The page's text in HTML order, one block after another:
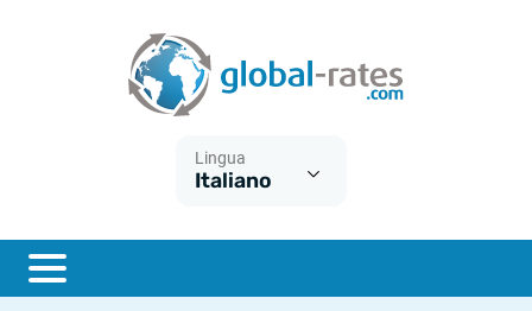
Lingua
Italiano
ESTER
Cos'è l'inflazione CPI?
Cos'è l'inflazione HICP?
Inflazione Italia
Tassi storici Euribor
Tassi storici di SONIA
Calcolatore dell’inflazione